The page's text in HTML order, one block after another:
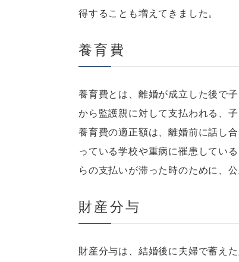
得することも増えてきました。
養育費
養育費とは、離婚が成立した後で
から監護親に対して支払われる、
養育費の適正額は、離婚前に話し
っている学校や重病に罹患してい
らの支払いが滞った時のために、
財産分与
財産分与は、結婚後に夫婦で蓄え